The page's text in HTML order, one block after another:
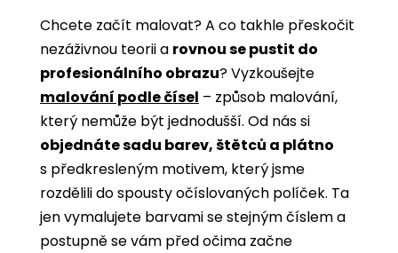
Chcete začít malovat? A co takhle přeskočit
nezáživnou teorii a rovnou se pustit do
profesionálního obrazu? Vyzkoušejte
malování podle čísel ­­– způsob malování,
který nemůže být jednodušší. Od nás si
objednáte sadu barev, štětců a plátno
s předkresleným motivem, který jsme
rozdělili do spousty očíslovaných políček. Ta
jen vymalujete barvami se stejným číslem a
postupně se vám před očima začne